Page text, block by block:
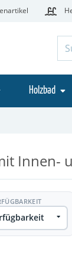
Holzbad
Innen-